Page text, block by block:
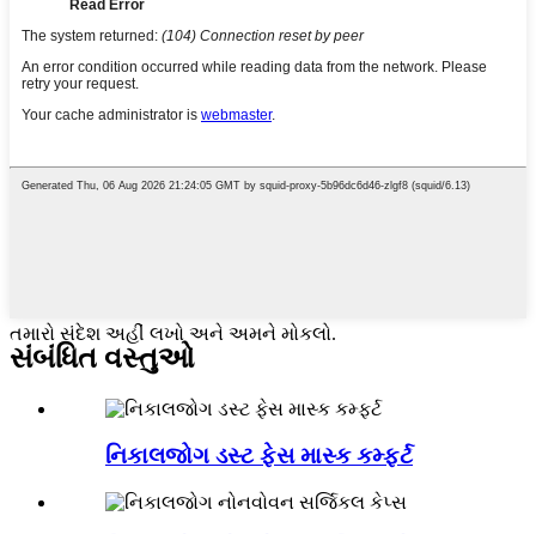
તમારો સંદેશ અહીં લખો અને અમને મોકલો.
સંબંધિત વસ્તુઓ
નિકાલજોગ ડસ્ટ ફેસ માસ્ક કમ્ફર્ટ